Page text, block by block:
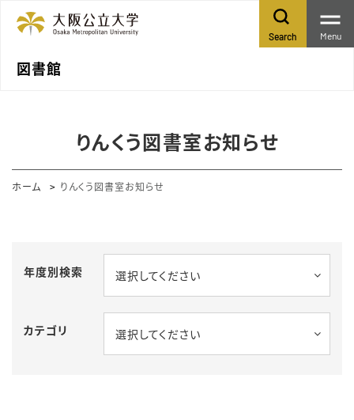
図書館
Search Menu
りんくう図書室お知らせ
ホーム りんくう図書室お知らせ
年度別検索 選択してください
カテゴリ 選択してください